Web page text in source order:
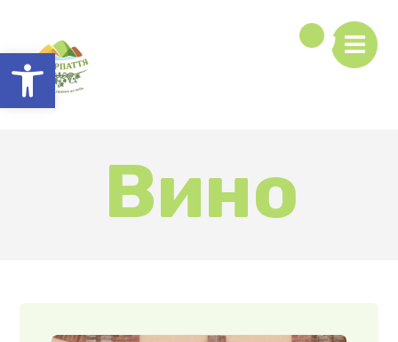
Відкрити Панель інструментів
Вино